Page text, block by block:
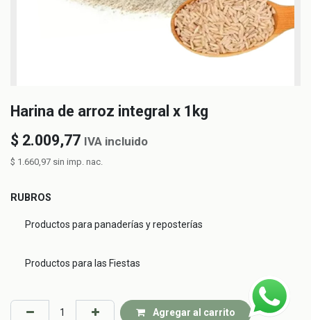
Harina de arroz integral x 1kg
$ 2.009,77 IVA incluido
$ 1.660,97 sin imp. nac.
RUBROS
Productos para panaderías y reposterías
Productos para las Fiestas
Agregar al carrito